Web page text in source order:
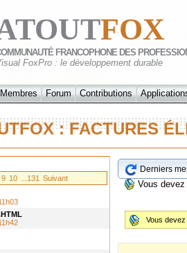
FOX
FRANCOPHONE DES
FoxPro : le développement durable
Membres Forum Contributions
: FACTURES
9 10 ...131 Suivant
Derniers
Vous
Vous